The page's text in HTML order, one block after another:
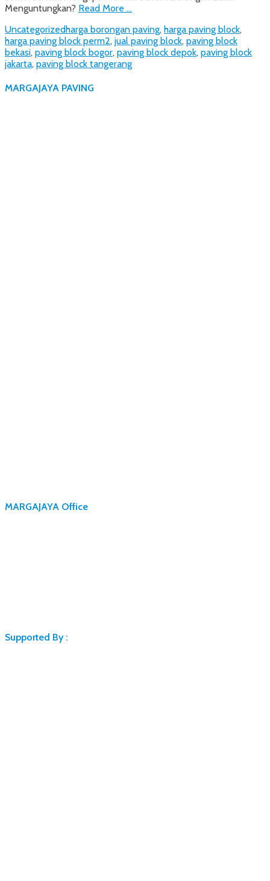
Menguntungkan? Read More …
Categories
UncategorizedTags
harga borongan paving, harga paving block,
harga paving block perm2, jual paving block, paving block
bekasi, paving block bogor, paving block depok, paving block
jakarta, paving block tangerang
MARGAJAYA PAVING
MARGAJAYA Office
Supported By :